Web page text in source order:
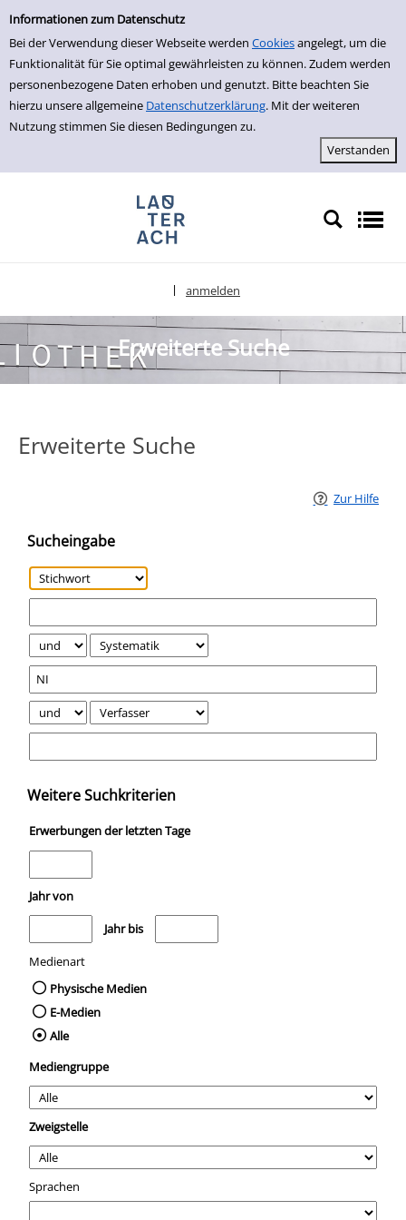
Erweiterte Suche
Informationen zum Datenschutz
Bei der Verwendung dieser Webseite werden Cookiesangelegt, um die
Funktionalität für Sie optimal gewährleisten zu können. Zudem werden
personenbezogene Daten erhoben und genutzt. Bitte beachten Sie
hierzu unsere allgemeine Datenschutzerklärung. Mit der weiteren
Nutzung stimmen Sie diesen Bedingungen zu.
zur Navigation springen
zum Inhalt springen
Zur erweiterten Suche springen
anmelden
Erweiterte Suche
Erweiterte Suche
Zur Hilfe
Sucheingabe
Weitere Suchkriterien
Erwerbungen der letzten Tage
Jahr von
Medien anzeigen, die nach dem Jahr veröffentlicht wurden
Jahr bis
Medienart
Physische Medien
E-Medien
Alle
Mediengruppe
Zweigstelle
Sprachen